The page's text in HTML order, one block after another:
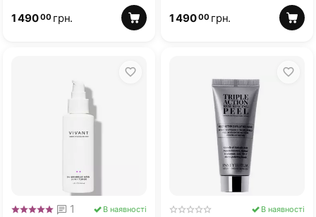
ZERO PORE PAD MILD 70 ШТ
1 490 00 грн. 1 490 00 грн.
1 В наявності В наявності